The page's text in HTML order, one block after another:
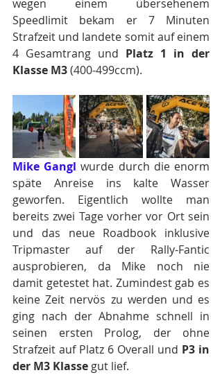
wegen einem übersehenem
Speedlimit bekam er 7 Minuten
Strafzeit und landete somit auf einem
4 Gesamtrang und Platz 1 in der
Klasse M3 (400-499ccm).
Mike Gangl wurde durch die enorm
späte Anreise ins kalte Wasser
geworfen. Eigentlich wollte man
bereits zwei Tage vorher vor Ort sein
und das neue Roadbook inklusive
Tripmaster auf der Rally-Fantic
ausprobieren, da Mike noch nie
damit getestet hat. Zumindest gab es
keine Zeit nervös zu werden und es
ging nach der Abnahme schnell in
seinen ersten Prolog, der ohne
Strafzeit auf Platz 6 Overall und P3 in
der M3 Klasse gut lief.